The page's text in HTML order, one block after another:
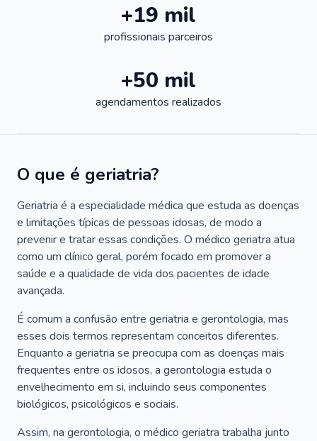
+19 mil
profissionais parceiros
+50 mil
agendamentos realizados
O que é geriatria?
Geriatria é a especialidade médica que estuda as doenças
e limitações típicas de pessoas idosas, de modo a
prevenir e tratar essas condições. O médico geriatra atua
como um clínico geral, porém focado em promover a
saúde e a qualidade de vida dos pacientes de idade
avançada.
É comum a confusão entre geriatria e gerontologia, mas
esses dois termos representam conceitos diferentes.
Enquanto a geriatria se preocupa com as doenças mais
frequentes entre os idosos, a gerontologia estuda o
envelhecimento em si, incluindo seus componentes
biológicos, psicológicos e sociais.
Assim, na gerontologia, o médico geriatra trabalha junto